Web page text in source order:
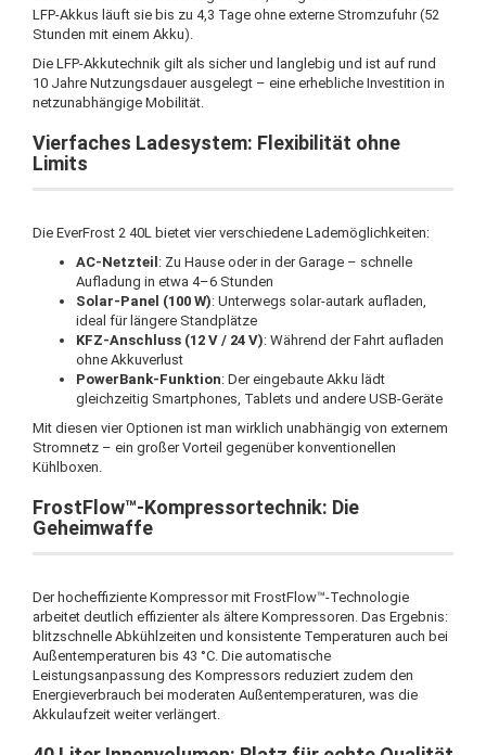
LFP-Akkus läuft sie bis zu 4,3 Tage ohne externe Stromzufuhr (52
Stunden mit einem Akku).
Die LFP-Akkutechnik gilt als sicher und langlebig und ist auf rund
10 Jahre Nutzungsdauer ausgelegt – eine erhebliche Investition in
netzunabhängige Mobilität.
Vierfaches Ladesystem: Flexibilität ohne
Limits
Die EverFrost 2 40L bietet vier verschiedene Lademöglichkeiten:
AC-Netzteil : Zu Hause oder in der Garage – schnelle
Aufladung in etwa 4–6 Stunden
Solar-Panel (100 W): Unterwegs solar-autark aufladen,
ideal für längere Standplätze
KFZ-Anschluss (12 V / 24 V): Während der Fahrt aufladen
ohne Akkuverlust
PowerBank-Funktion: Der eingebaute Akku lädt
gleichzeitig Smartphones, Tablets und andere USB-Geräte
Mit diesen vier Optionen ist man wirklich unabhängig von externem
Stromnetz – ein großer Vorteil gegenüber konventionellen
Kühlboxen.
FrostFlow™-Kompressortechnik: Die
Geheimwaffe
Der hocheffiziente Kompressor mit FrostFlow™-Technologie
arbeitet deutlich effizienter als ältere Kompressoren. Das Ergebnis:
blitzschnelle Abkühlzeiten und konsistente Temperaturen auch bei
Außentemperaturen bis 43 °C. Die automatische
Leistungsanpassung des Kompressors reduziert zudem den
Energieverbrauch bei moderaten Außentemperaturen, was die
Akkulaufzeit weiter verlängert.